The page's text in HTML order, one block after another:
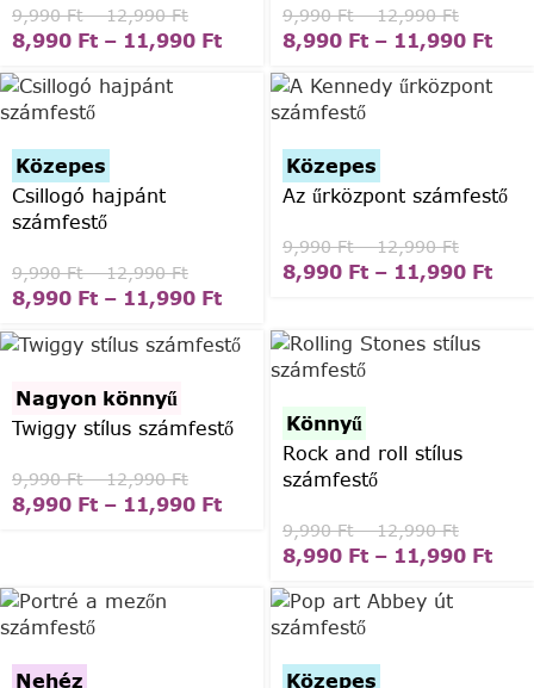
9,990Ft – 12,990Ft
8,990 Ft – 11,990 Ft
9,990Ft – 12,990Ft
8,990 Ft – 11,990 Ft
Közepes
Csillogó hajpánt
számfestő
9,990Ft – 12,990Ft
8,990 Ft – 11,990 Ft
Közepes
Az űrközpont számfestő
9,990Ft – 12,990Ft
8,990 Ft – 11,990 Ft
Nagyon könnyű
Twiggy stílus számfestő
9,990Ft – 12,990Ft
8,990 Ft – 11,990 Ft
Könnyű
Rock and roll stílus
számfestő
9,990Ft – 12,990Ft
8,990 Ft – 11,990 Ft
Nehéz
Közepes